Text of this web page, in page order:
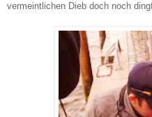
vermeintlichen Dieb doch noch